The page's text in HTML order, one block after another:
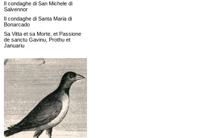
Il condaghe di San Michele di
Salvennor
Il condaghe di Santa Maria di
Bonarcado
Sa Vitta et sa Morte, et Passione
de sanctu Gavinu, Prothu et
Januariu